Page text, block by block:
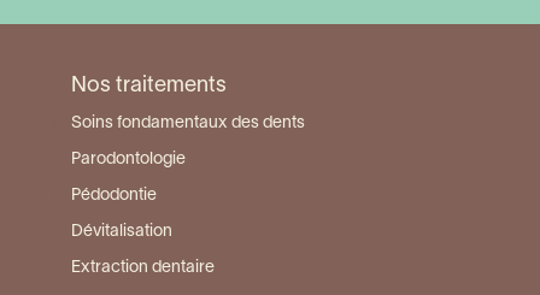
Nos traitements
Soins fondamentaux des dents
Parodontologie
Pédodontie
Dévitalisation
Extraction dentaire